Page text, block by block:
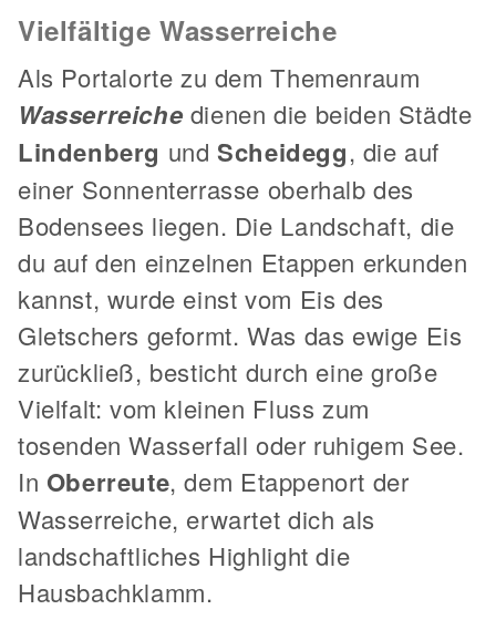
Vielfältige Wasserreiche
Als Portalorte zu dem Themenraum
Wasserreichedienen die beiden Städte
Lindenberg und Scheidegg, die auf
einer Sonnenterrasse oberhalb des
Bodensees liegen. Die Landschaft, die
du auf den einzelnen Etappen erkunden
kannst, wurde einst vom Eis des
Gletschers geformt. Was das ewige Eis
zurückließ, besticht durch eine große
Vielfalt: vom kleinen Fluss zum
tosenden Wasserfall oder ruhigem See.
In Oberreute, dem Etappenort der
Wasserreiche, erwartet dich als
landschaftliches Highlight die
Hausbachklamm.